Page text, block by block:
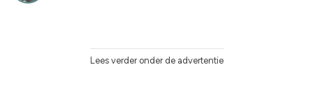
Lees verder onder de advertentie